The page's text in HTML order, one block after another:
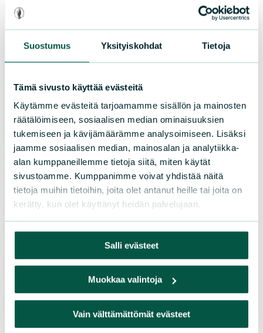
Suostumus Yksityiskohdat Tietoja
Tämä sivusto käyttää evästeitä
Käytämme evästeitä tarjoamamme sisällön ja mainosten
räätälöimiseen, sosiaalisen median ominaisuuksien
tukemiseen ja kävijämäärämme analysoimiseen. Lisäksi
jaamme sosiaalisen median, mainosalan ja analytiikka-
alan kumppaneillemme tietoja siitä, miten käytät
sivustoamme. Kumppanimme voivat yhdistää näitä
tietoja muihin tietoihin, joita olet antanut heille tai joita on
kerätty, kun olet käyttänyt heidän palvelujaan.
Salli evästeet
Muokkaa valintoja
Vain välttämättömät evästeet
Paikallistoiminta
Tule vapaaehtoiseksi
Liity jäseneksi
Piirit ja yhdistykset
LIITY JÄSENEKSI
Suomen luonnonsuojeluliiton
piirit
Etelä-Häme
Etelä-Karjala
Etelä-Savo
Keski-Suomi